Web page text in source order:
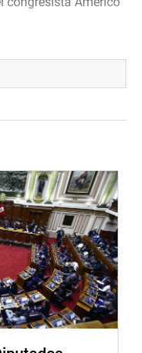
penitenciarios
trabajo, así como la
sus necesidades
en el
de sus trabajadores.
parlamentario
de la reunión
penitenciarios y la
laborales que les
y la de sus